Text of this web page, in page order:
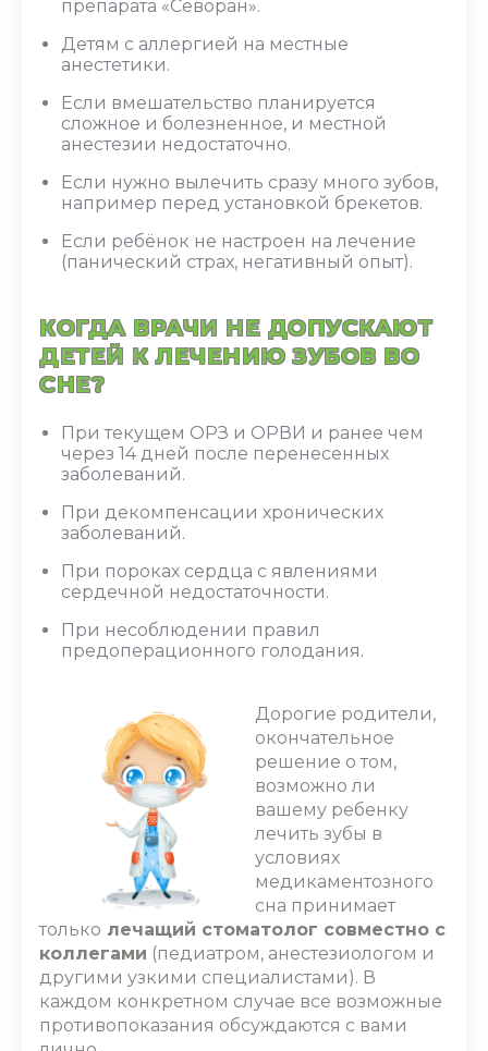
препарата «Севоран».
Детям с аллергией на местные
анестетики.
Если вмешательство планируется
сложное и болезненное, и местной
анестезии недостаточно.
Если нужно вылечить сразу много зубов,
например перед установкой брекетов.
Если ребёнок не настроен на лечение
(панический страх, негативный опыт).
КОГДА ВРАЧИ НЕ ДОПУСКАЮТ
ДЕТЕЙ К ЛЕЧЕНИЮ ЗУБОВ ВО
СНЕ?
При текущем ОРЗ и ОРВИ и ранее чем
через 14 дней после перенесенных
заболеваний.
При декомпенсации хронических
заболеваний.
При пороках сердца с явлениями
сердечной недостаточности.
При несоблюдении правил
предоперационного голодания.
Дорогие родители,
окончательное
решение о том,
возможно ли
вашему ребенку
лечить зубы в
условиях
медикаментозного
сна принимает
только лечащий стоматолог совместно с
коллегами (педиатром, анестезиологом и
другими узкими специалистами). В
каждом конкретном случае все возможные
противопоказания обсуждаются с вами